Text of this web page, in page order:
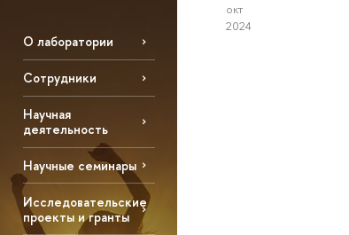
О лаборатории
Сотрудники
Научная
деятельность
Научные семинары
Исследовательские
проекты и гранты
окт
2024